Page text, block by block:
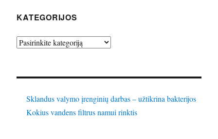
KATEGORIJOS
Kategorijos
Sklandus valymo įrenginių darbas – užtikrina bakterijos
Kokius vandens filtrus namui rinktis